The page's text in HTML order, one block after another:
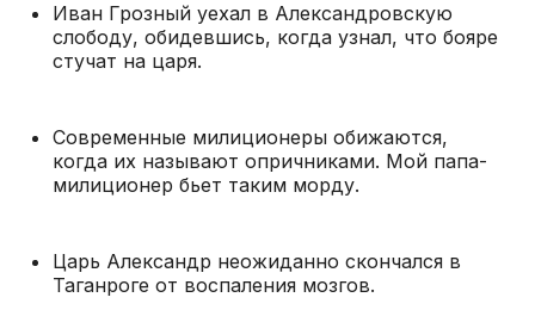
Иван Грозный уехал в Александровскую
слободу, обидевшись, когда узнал, что бояре
стучат на царя.
Современные милиционеры обижаются,
когда их называют опричниками. Мой папа-
милиционер бьет таким морду.
Царь Александр неожиданно скончался в
Таганроге от воспаления мозгов.